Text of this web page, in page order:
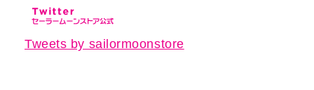
Tweets by sailormoonstore